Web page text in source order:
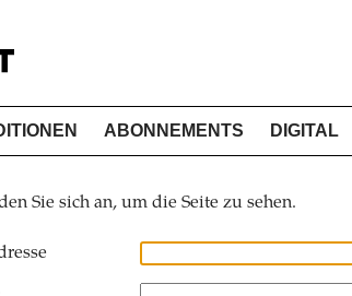
ABONNEMENTS DIGITAL
Sie sich an, um die Seite zu sehen.